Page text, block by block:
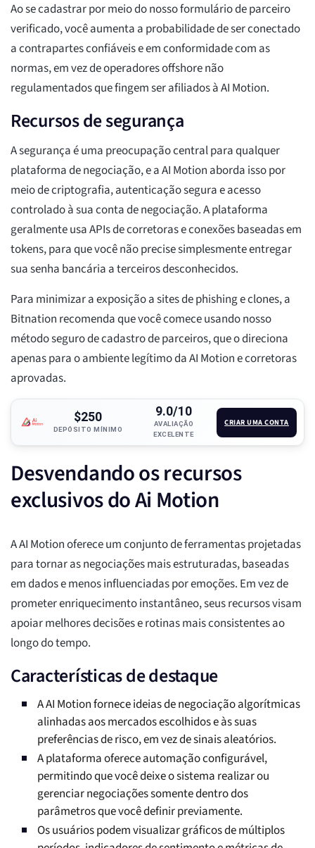
Ao se cadastrar por meio do nosso formulário de parceiro
verificado, você aumenta a probabilidade de ser conectado
a contrapartes confiáveis e em conformidade com as
normas, em vez de operadores offshore não
regulamentados que fingem ser afiliados à AI Motion.
Recursos de segurança
A segurança é uma preocupação central para qualquer
plataforma de negociação, e a AI Motion aborda isso por
meio de criptografia, autenticação segura e acesso
controlado à sua conta de negociação. A plataforma
geralmente usa APIs de corretoras e conexões baseadas em
tokens, para que você não precise simplesmente entregar
sua senha bancária a terceiros desconhecidos.
Para minimizar a exposição a sites de phishing e clones, a
Bitnation recomenda que você comece usando nosso
método seguro de cadastro de parceiros, que o direciona
apenas para o ambiente legítimo da AI Motion e corretoras
aprovadas.
$250
DEPÓSITO MÍNIMO
9.0/10
AVALIAÇÃO
EXCELENTE
CRIAR UMA CONTA
Desvendando os recursos
exclusivos do Ai Motion
A AI Motion oferece um conjunto de ferramentas projetadas
para tornar as negociações mais estruturadas, baseadas
em dados e menos influenciadas por emoções. Em vez de
prometer enriquecimento instantâneo, seus recursos visam
apoiar melhores decisões e rotinas mais consistentes ao
longo do tempo.
Características de destaque
A AI Motion fornece ideias de negociação algorítmicas
alinhadas aos mercados escolhidos e às suas
preferências de risco, em vez de sinais aleatórios.
A plataforma oferece automação configurável,
permitindo que você deixe o sistema realizar ou
gerenciar negociações somente dentro dos
parâmetros que você definir previamente.
Os usuários podem visualizar gráficos de múltiplos